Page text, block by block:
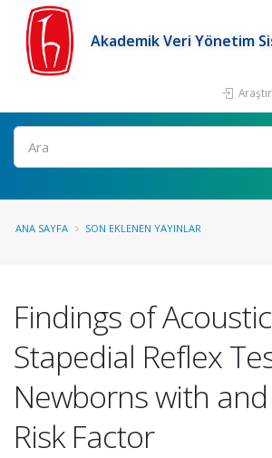
Akademik Veri Yönetim
Ara
ANA SAYFA SON EKLENEN YAYINLAR
Findings of Acoustic
Stapedial Reflex
Newborns with
Risk Factor